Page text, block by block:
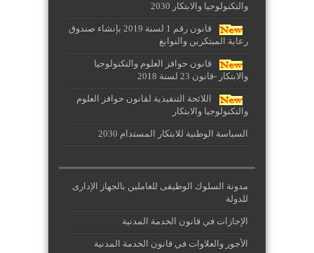
والتكنولوجيا والابتكار 2030
قانون رقم 1 لسنة 2019 بإنشاء صندوق
رعاية المبتكرين والنوابغ
قانون حوافز العلوم والتكنولوجيا
والابتكار -قانون 23 لسنة 2018
اللائحة التنفيذية لقانون حوافز العلوم
والتكنولوجيا والابتكار
السياسة الوطنية للابتكار المستدام 2030
مدونة السلوك الوظيفى للعاملين بالجهاز الإدارى
للدولة
الإجازات في قانون الخدمة المدنية
الأجور والعلاوات في قانون الخدمة المدنية